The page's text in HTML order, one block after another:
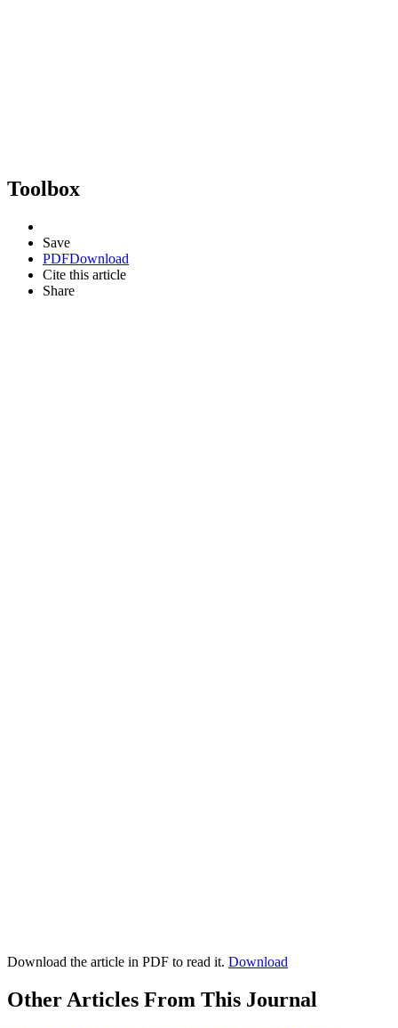
Toolbox
Save
PDFDownload
Cite this article
Share
Download the article in PDF to read it. Download
Other Articles From This Journal